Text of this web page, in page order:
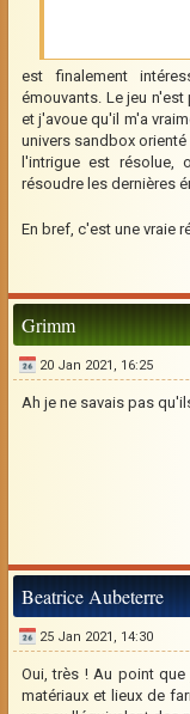
est finalement
émouvants. Le jeu
et j'avoue qu'il m'a
univers sandbox
l'intrigue est
résoudre les dernières
En bref, c'est une vraie
Grimm
20 Jan 2021, 16:25
Ah je ne savais pas
Beatrice Aubeterre
25 Jan 2021, 14:30
Oui, très ! Au point
matériaux et lieux de